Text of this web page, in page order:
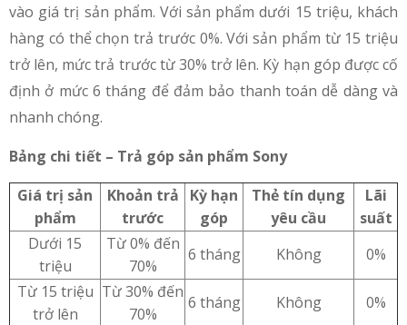
vào giá trị sản phẩm. Với sản phẩm dưới 15 triệu, khách
hàng có thể chọn trả trước 0%. Với sản phẩm từ 15 triệu
trở lên, mức trả trước từ 30% trở lên. Kỳ hạn góp được cố
định ở mức 6 tháng để đảm bảo thanh toán dễ dàng và
nhanh chóng.
Bảng chi tiết – Trả góp sản phẩm Sony
Giá trị sản
phẩm
Khoản trả
trước
Kỳ hạn
góp
Thẻ tín dụng
yêu cầu
Lãi
suất
Dưới 15
triệu
Từ 0% đến
70%
6 tháng Không
0%
Từ 15 triệu
trở lên
Từ 30% đến
70%
6 tháng Không
0%